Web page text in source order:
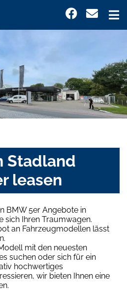
Stadland
leasen
BMW 5er Angebote in
sich Ihren Traumwagen.
an Fahrzeugmodellen lässt
mit den neuesten
suchen oder sich für ein
hochwertiges
wir bieten Ihnen eine